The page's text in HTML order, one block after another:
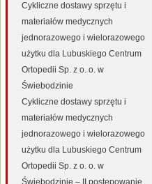
Cykliczne dostawy sprzętu i
materiałów medycznych
jednorazowego i wielorazowego
użytku dla Lubuskiego Centrum
Ortopedii Sp. z o. o. w
Świebodzinie
Cykliczne dostawy sprzętu i
materiałów medycznych
jednorazowego i wielorazowego
użytku dla Lubuskiego Centrum
Ortopedii Sp. z o. o. w
Świebodzinie – II postępowanie